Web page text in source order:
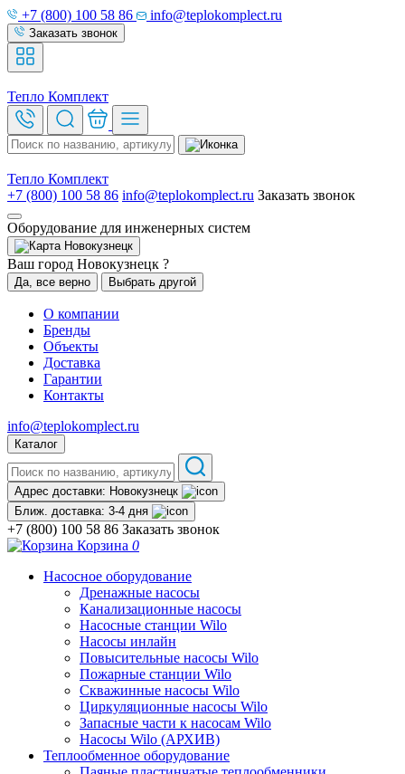
+7 (800) 100 58 86 info@teplokomplect.ru
Заказать звонок
Тепло Комплект
Тепло Комплект
+7 (800) 100 58 86 info@teplokomplect.ru Заказать звонок
Оборудование для инженерных систем
Новокузнецк
Ваш город Новокузнецк ?
Да, все верно Выбрать другой
О компании
Бренды
Объекты
Доставка
Гарантии
Контакты
info@teplokomplect.ru
Каталог
Адрес доставки: Новокузнецк
Ближ. доставка: 3-4 дня
+7 (800) 100 58 86 Заказать звонок
Корзина 0
Насосное оборудование
Дренажные насосы
Канализационные насосы
Насосные станции Wilo
Насосы инлайн
Повысительные насосы Wilo
Пожарные станции Wilo
Скважинные насосы Wilo
Циркуляционные насосы Wilo
Запасные части к насосам Wilo
Насосы Wilo (АРХИВ)
Теплообменное оборудование